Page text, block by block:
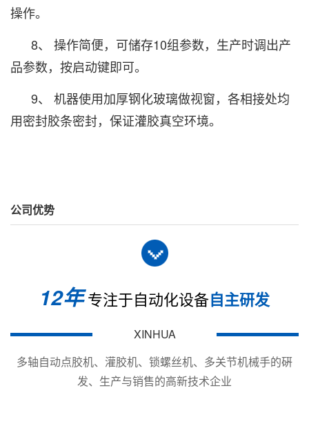
操作。
8、 操作简便，可储存10组参数，生产时调出产
品参数，按启动键即可。
9、 机器使用加厚钢化玻璃做视窗，各相接处均
用密封胶条密封，保证灌胶真空环境。
公司优势
12年 专注于自动化设备自主研发
XINHUA
多轴自动点胶机、灌胶机、锁螺丝机、多关节机械手的硏
发、生产与销售的高新技术企业